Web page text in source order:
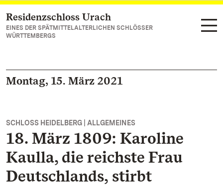
Zum Hauptinhalt springen
Residenzschloss Urach
EINES DER SPÄTMITTELALTERLICHEN SCHLÖSSER
WÜRTTEMBERGS
Montag, 15. März 2021
SCHLOSS HEIDELBERG | ALLGEMEINES
18. März 1809: Karoline
Kaulla, die reichste Frau
Deutschlands, stirbt